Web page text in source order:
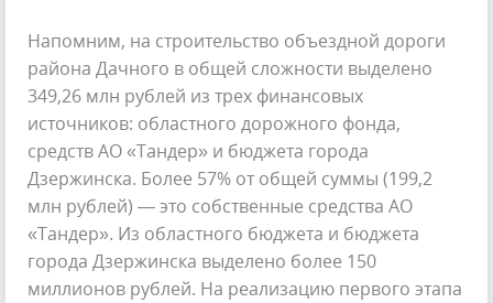
Напомним, на строительство объездной дороги
района Дачного в общей сложности выделено
349,26 млн рублей из трех финансовых
источников: областного дорожного фонда,
средств АО «Тандер» и бюджета города
Дзержинска. Более 57% от общей суммы (199,2
млн рублей) — это собственные средства АО
«Тандер». Из областного бюджета и бюджета
города Дзержинска выделено более 150
миллионов рублей. На реализацию первого этапа